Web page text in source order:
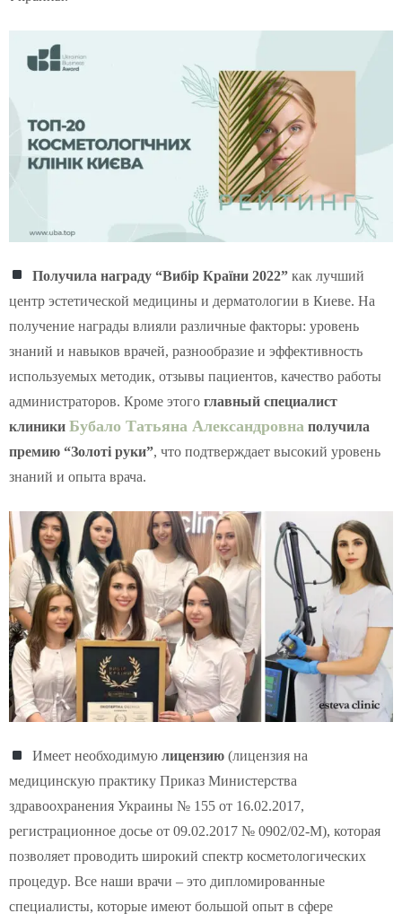
Получила награду “Вибір Країни 2022” как лучший
центр эстетической медицины и дерматологии в Киеве. На
получение награды влияли различные факторы: уровень
знаний и навыков врачей, разнообразие и эффективность
используемых методик, отзывы пациентов, качество работы
администраторов. Кроме этого главный специалист
клиники Бубало Татьяна Александровна получила
премию “Золоті руки”, что подтверждает высокий уровень
знаний и опыта врача.
Имеет необходимуюлицензию(лицензия на
медицинскую практику Приказ Министерства
здравоохранения Украины № 155 от 16.02.2017,
регистрационное досье от 09.02.2017 № 0902/02-М), которая
позволяет проводить широкий спектр косметологических
процедур. Все наши врачи – это дипломированные
специалисты, которые имеют большой опыт в сфере